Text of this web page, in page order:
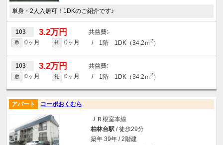
単身・2人入居可！1DKのご紹介です♪
103 3.2万円 -
敷 0ヶ月 礼 0ヶ月 / 1階 1DK（34.2ｍ2 ）
103 3.2万円 -
敷 0ヶ月 礼 0ヶ月 / 1階 1DK（34.2ｍ2 ）
アパート コーポおくむら
ＪＲ根室本線
柏林台駅/ 徒歩29分
築年 39年 / 2階建